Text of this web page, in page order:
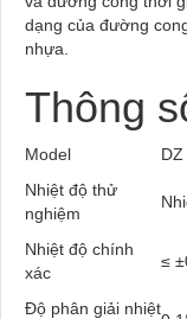
dạng của đường
nhựa.
Thông
Model
Nhiệt độ thử
nghiệm
Nhiệt độ chính
xác
≤
Độ phân giải nhiệt